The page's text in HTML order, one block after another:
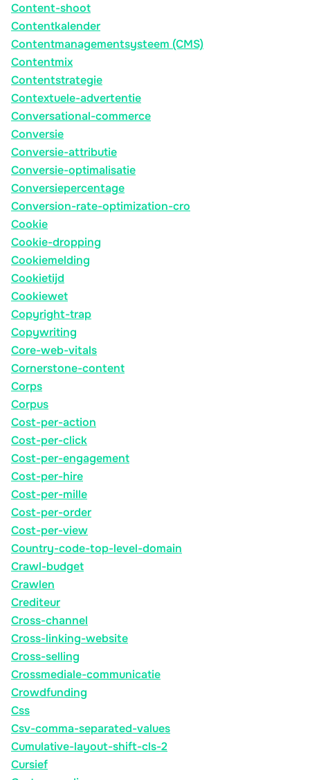
Content-shoot
Contentkalender
Contentmanagementsysteem (CMS)
Contentmix
Contentstrategie
Contextuele-advertentie
Conversational-commerce
Conversie
Conversie-attributie
Conversie-optimalisatie
Conversiepercentage
Conversion-rate-optimization-cro
Cookie
Cookie-dropping
Cookiemelding
Cookietijd
Cookiewet
Copyright-trap
Copywriting
Core-web-vitals
Cornerstone-content
Corps
Corpus
Cost-per-action
Cost-per-click
Cost-per-engagement
Cost-per-hire
Cost-per-mille
Cost-per-order
Cost-per-view
Country-code-top-level-domain
Crawl-budget
Crawlen
Crediteur
Cross-channel
Cross-linking-website
Cross-selling
Crossmediale-communicatie
Crowdfunding
Css
Csv-comma-separated-values
Cumulative-layout-shift-cls-2
Cursief